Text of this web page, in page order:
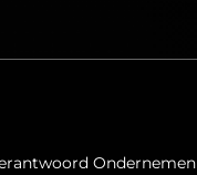
Ondernemen